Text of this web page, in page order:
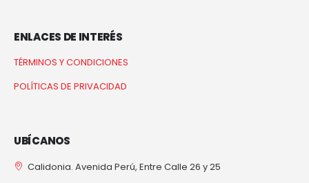
ENLACES DE INTERÉS
TÉRMINOS Y CONDICIONES
POLÍTICAS DE PRIVACIDAD
UBÍCANOS
Calidonia. Avenida Perú, Entre Calle 26 y 25